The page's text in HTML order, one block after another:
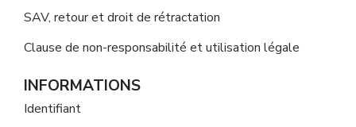
SAV, retour et droit de rétractation
Clause de non-responsabilité et utilisation légale
INFORMATIONS
Identifiant